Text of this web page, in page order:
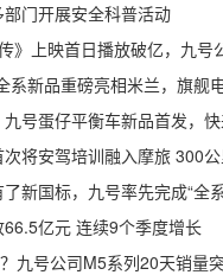
门开展安全科普活动
》上映首日播放破亿，九号
系新品重磅亮相米兰，旗舰
号蛋仔平衡车新品首发，
将安驾培训融入摩旅 300公
新国标，九号率先完成“全
亿元 连续9个季度增长
九号公司M5系列20天销量